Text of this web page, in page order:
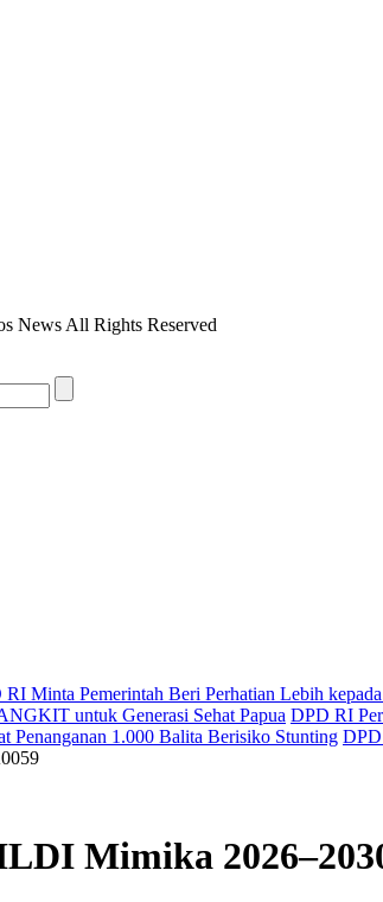
News All Rights Reserved
Minta Pemerintah Beri Perhatian Lebih
untuk Generasi Sehat Papua DPD RI
Penanganan 1.000 Balita Berisiko Stunting DPD
Mimika